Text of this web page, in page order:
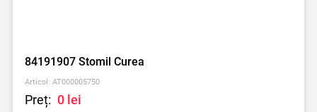
84191907 Stomil Curea
Articol: AT000005750
Preț: 0 lei